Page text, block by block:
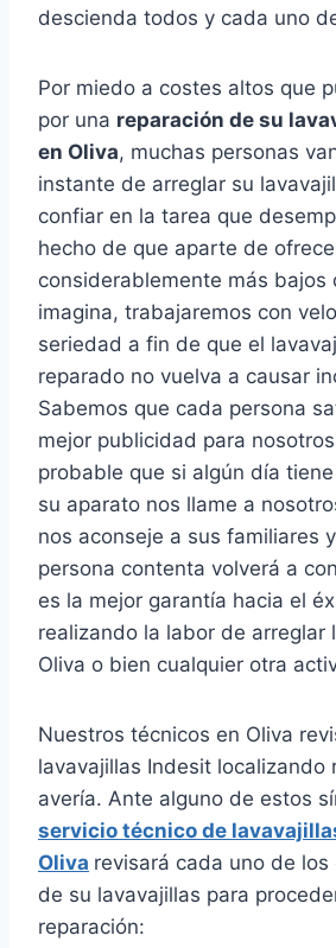
descienda todos y cada uno
Por miedo a costes altos que
por una reparación de su
en Oliva, muchas personas
instante de arreglar su
confiar en la tarea que
hecho de que aparte de
considerablemente más bajos
imagina, trabajaremos con
seriedad a fin de que el
reparado no vuelva a causar
Sabemos que cada persona
mejor publicidad para
probable que si algún día
su aparato nos llame a
nos aconseje a sus familiares
persona contenta volverá a
es la mejor garantía hacia el
realizando la labor de arreglar
Oliva o bien cualquier otra
Nuestros técnicos en Oliva
lavavajillas Indesit localizando
avería. Ante alguno de estos
servicio técnico de
Oliva revisará cada uno de los
de su lavavajillas para
reparación: